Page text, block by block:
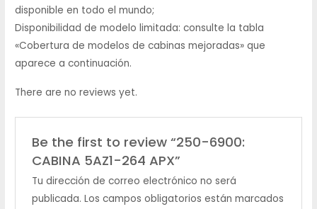
disponible en todo el mundo;
Disponibilidad de modelo limitada: consulte la tabla
«Cobertura de modelos de cabinas mejoradas» que
aparece a continuación.
There are no reviews yet.
Be the first to review “250-6900:
CABINA 5AZ1-264 APX”
Tu dirección de correo electrónico no será
publicada. Los campos obligatorios están marcados